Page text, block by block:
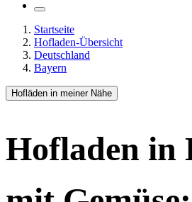
Startseite
Hofladen-Übersicht
Deutschland
Bayern
Hofläden in meiner Nähe
Hofladen in